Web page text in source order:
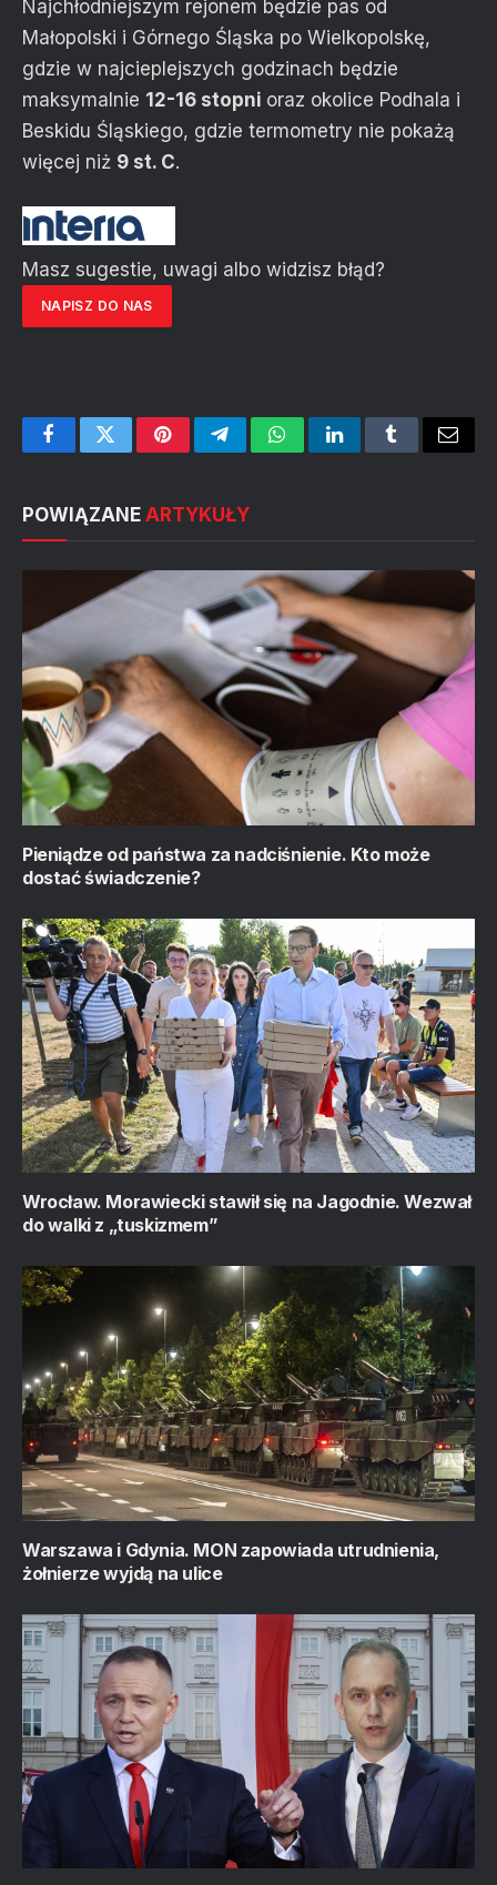
Najchłodniejszym rejonem będzie pas od
Małopolski i Górnego Śląska po Wielkopolskę,
gdzie w najcieplejszych godzinach będzie
maksymalnie 12-16 stopni oraz okolice Podhala i
Beskidu Śląskiego, gdzie termometry nie pokażą
więcej niż 9 st. C.
Masz sugestie, uwagi albo widzisz błąd?
NAPISZ DO NAS
FacebookTwitterPinterestTelegramWhatsAppLinkedInTumblrEmail
POWIĄZANE ARTYKUŁY
Pieniądze od państwa za nadciśnienie. Kto może
dostać świadczenie?
Wrocław. Morawiecki stawił się na Jagodnie. Wezwał
do walki z „tuskizmem”
Warszawa i Gdynia. MON zapowiada utrudnienia,
żołnierze wyjdą na ulice